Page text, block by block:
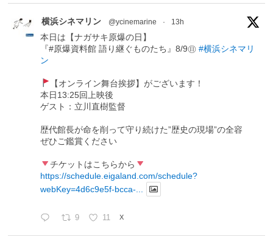
横浜シネマリン @ycinemarine · 13h
本日は【ナガサキ原爆の日】
『#原爆資料館 語り継ぐものたち』8/9㊐#横浜シネマリ
ン
【オンライン舞台挨拶】がございます！
本日13:25回上映後
ゲスト：立川直樹監督
歴代館長が命を削って守り続けた”歴史の現場”の全容
ぜひご鑑賞ください
チケットはこちらから
https://schedule.eigaland.com/schedule?
webKey=4d6c9e5f-bcca-...
9 11 X